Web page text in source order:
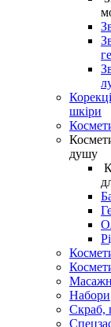
шкіри
душу
Набори
Скраб,